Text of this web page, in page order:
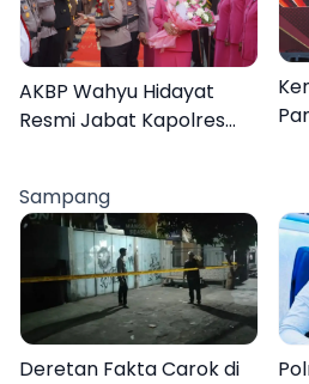
AKBP Wahyu Hidayat
Resmi Jabat Kapolres
Sampang
Deretan Fakta Carok di